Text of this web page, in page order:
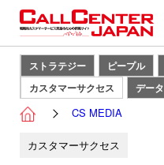
ストラテジー ピープル
カスタマーサクセス
データ
CS MEDIA
カスタマーサクセス